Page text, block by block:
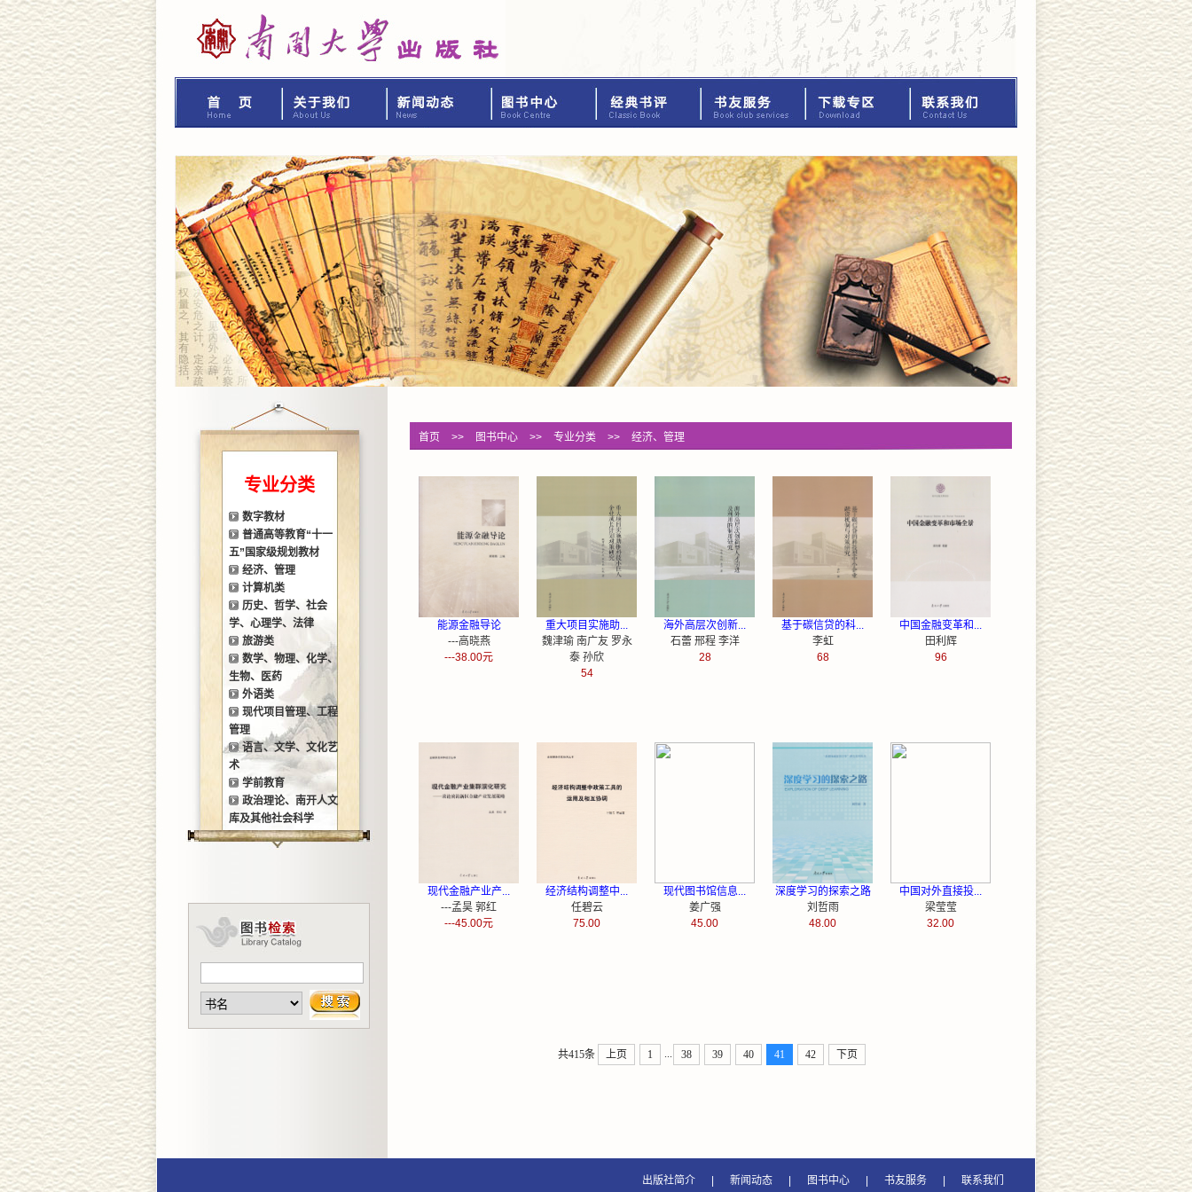
专业分类
数字教材
普通高等教育“十一
五”国家级规划教材
经济、管理
计算机类
历史、哲学、社会
学、心理学、法律
旅游类
数学、物理、化学、
生物、医药
外语类
现代项目管理、工程
管理
语言、文学、文化艺
术
学前教育
政治理论、南开人文
库及其他社会科学
首页 >> 图书中心 >> 专业分类 >> 经济、管理
能源金融导论
---高晓燕
---38.00元
重大项目实施助...
魏津瑜 南广友 罗永
泰 孙欣
54
海外高层次创新...
石蕾 邢程 李洋
28
基于碳信贷的科...
李虹
68
中国金融变革和...
田利辉
96
现代金融产业产...
---孟昊 郭红
---45.00元
经济结构调整中...
任碧云
75.00
现代图书馆信息...
姜广强
45.00
深度学习的探索之路
刘哲雨
48.00
中国对外直接投...
梁莹莹
32.00
共415条 上页 1 38 39 40 41 42 下页
出版社简介 新闻动态 图书中心 书友服务 联系我们